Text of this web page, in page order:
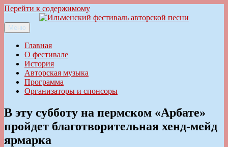
Перейти к содержимому
Ильменский фестиваль авторской песни
Меню
Главная
О фестивале
История
Авторская музыка
Программа
Организаторы и спонсоры
В эту субботу на пермском «Арбате»
пройдет благотворительная хенд-мейд
ярмарка